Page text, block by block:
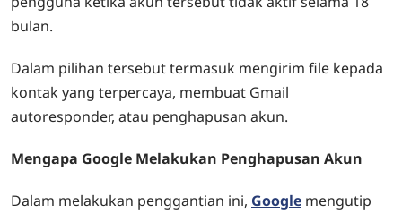
bulan.
Dalam pilihan tersebut termasuk mengirim file kepada
kontak yang terpercaya, membuat Gmail
autoresponder, atau penghapusan akun.
Mengapa Google Melakukan Penghapusan Akun
Dalam melakukan penggantian ini, Google mengutip